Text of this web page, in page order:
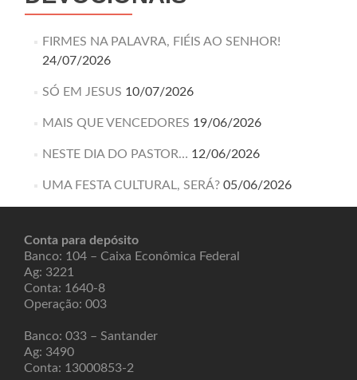
FIRMES NA PALAVRA, FIÉIS AO SENHOR!
24/07/2026
SÓ EM JESUS 10/07/2026
MAIS QUE VENCEDORES 19/06/2026
NESTE DIA DO PASTOR… 12/06/2026
UMA FESTA CULTURAL, SERÁ? 05/06/2026
Conta para depósito
Banco: 104 – Caixa Econômica Federal
Ag: 3221
Conta: 1640-8
Operação: 003
Banco: 033 – Santander
Ag: 3490
Conta: 13000853-2